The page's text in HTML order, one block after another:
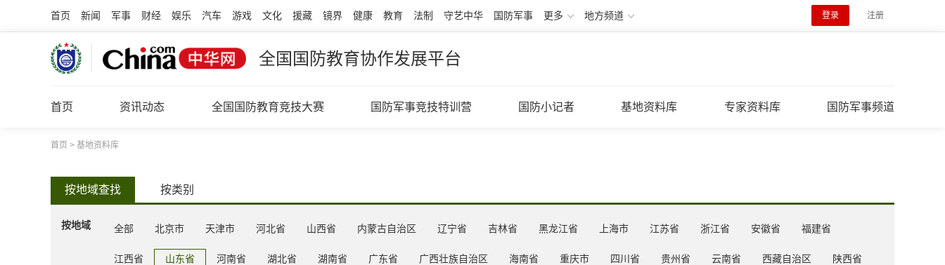
首页 新闻 军事 财经 娱乐 汽车 游戏 文化 援藏 镜界 健康 教育 法制 守艺中华 国防军事 更多 地方频道 登录 注册
全国国防教育协作发展平台
首页 资讯动态 全国国防教育竞技大赛 国防军事竞技特训营 国防小记者 基地资料库 专家资料库 国防军事频道
首页 > 基地资料库
按地域查找 按类别
按地域 全部 北京市 天津市 河北省 山西省 内蒙古自治区 辽宁省 吉林省 黑龙江省 上海市 江苏省 浙江省 安徽省 福建省
江西省 山东省 河南省 湖北省 湖南省 广东省 广西壮族自治区 海南省 重庆市 四川省 贵州省 云南省 西藏自治区 陕西省